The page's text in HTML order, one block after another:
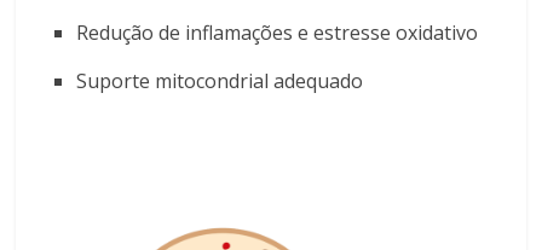
Redução de inflamações e estresse oxidativo
Suporte mitocondrial adequado